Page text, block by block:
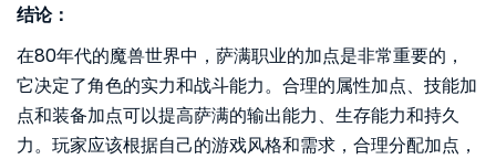
结论：
在80年代的魔兽世界中，萨满职业的加点是非常重要的，
它决定了角色的实力和战斗能力。合理的属性加点、技能加
点和装备加点可以提高萨满的输出能力、生存能力和持久
力。玩家应该根据自己的游戏风格和需求，合理分配加点，